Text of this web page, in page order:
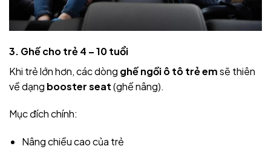
3. Ghế cho trẻ 4 – 10 tuổi
Khi trẻ lớn hơn, các dòng ghế ngồi ô tô trẻ emsẽ thiên
về dạng booster seat(ghế nâng).
Mục đích chính:
Nâng chiều cao của trẻ